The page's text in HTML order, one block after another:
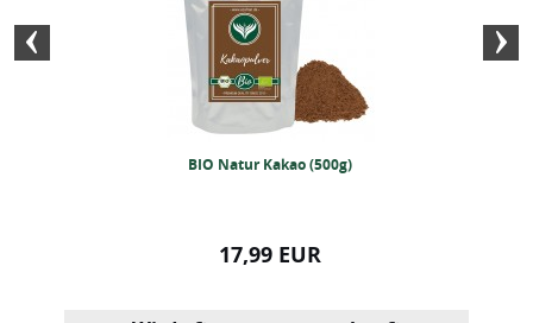
BIO Natur Kakao (500g)
17,99 EUR